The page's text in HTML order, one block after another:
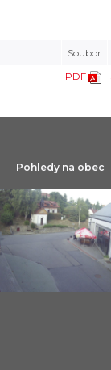
Soubor
PDF
Pohledy na obec